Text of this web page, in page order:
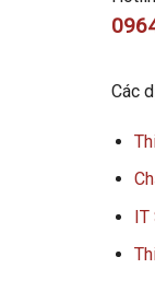
Các
IT